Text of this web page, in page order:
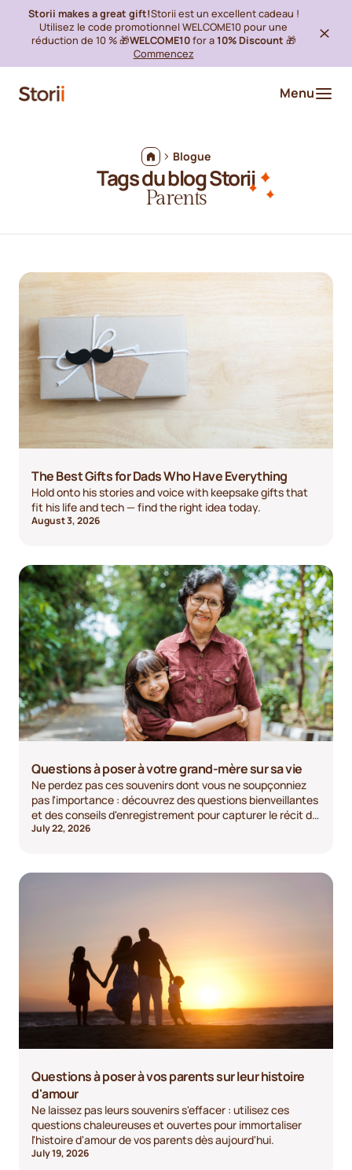
Storii makes a great gift!Storii est un excellent cadeau !
Utilisez le code promotionnel WELCOME10 pour une
réduction de 10 % 🎁WELCOME10for a10% Discount 🎁
Commencez
Menu
Blogue
Tags du blog Storii
Parents
The Best Gifts for Dads Who Have Everything
Hold onto his stories and voice with keepsake gifts that
fit his life and tech — find the right idea today.
August 3, 2026
Questions à poser à votre grand-mère sur sa vie
Ne perdez pas ces souvenirs dont vous ne soupçonniez
pas l'importance : découvrez des questions bienveillantes
et des conseils d'enregistrement pour capturer le récit de
sa vie. Lancez la conversation dès aujourd'hui.
July 22, 2026
Questions à poser à vos parents sur leur histoire
d'amour
Ne laissez pas leurs souvenirs s'effacer : utilisez ces
questions chaleureuses et ouvertes pour immortaliser
l'histoire d'amour de vos parents dès aujourd'hui.
July 19, 2026